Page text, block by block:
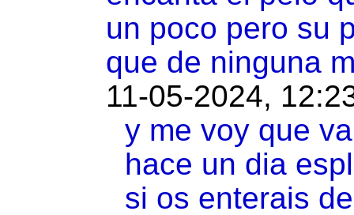
un poco pero su
que de ninguna
11-05-2024,
y me voy que
hace un dia
si os enterais